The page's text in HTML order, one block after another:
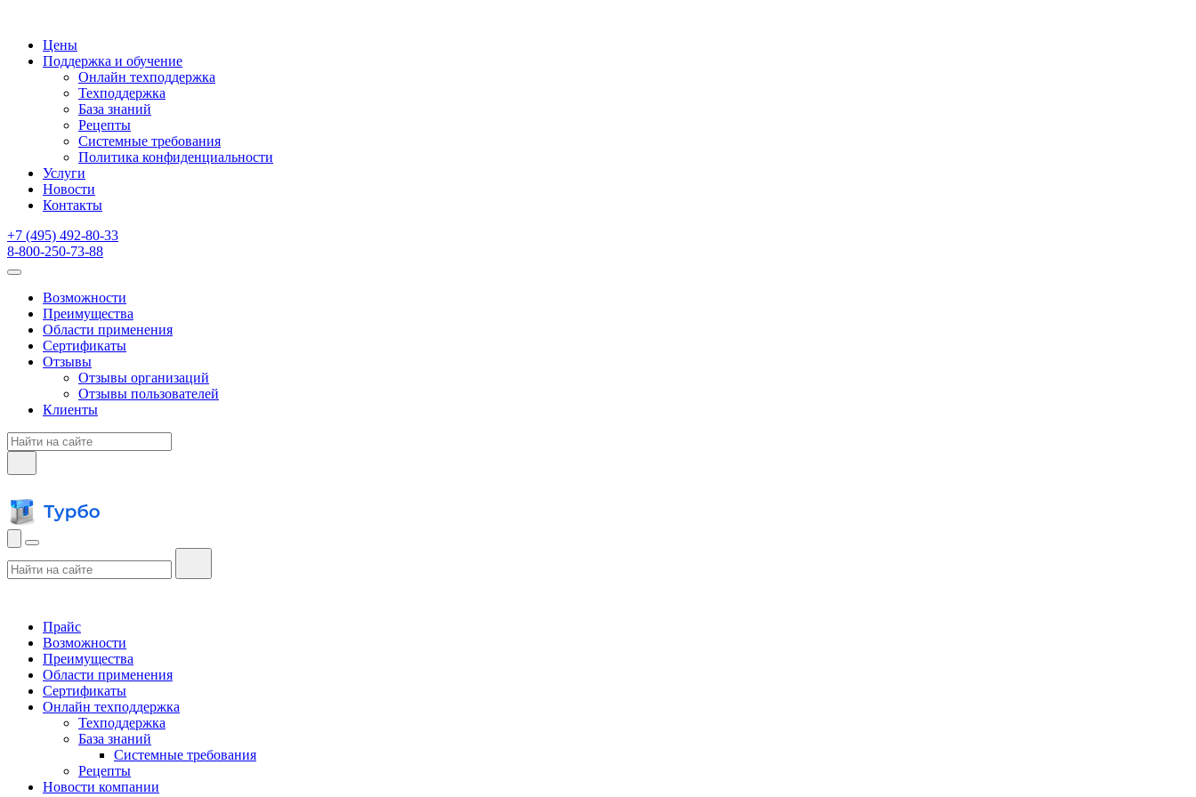
Цены
Поддержка и обучение
Онлайн техподдержка
Техподдержка
База знаний
Рецепты
Системные требования
Политика конфиденциальности
Услуги
Новости
Контакты
+7 (495) 492-80-33
8-800-250-73-88
Возможности
Преимущества
Области применения
Сертификаты
Отзывы
Отзывы организаций
Отзывы пользователей
Клиенты
Прайс
Возможности
Преимущества
Области применения
Сертификаты
Онлайн техподдержка
Техподдержка
База знаний
Системные требования
Рецепты
Новости компании